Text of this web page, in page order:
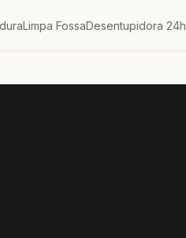
Limpa FossaDesentupidora 24h